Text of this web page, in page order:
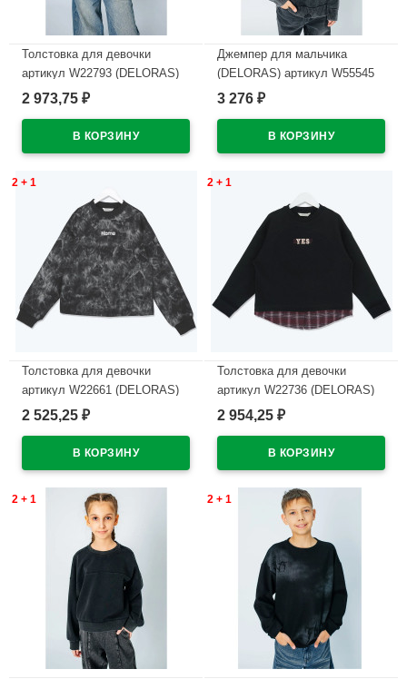
Толстовка для девочки
артикул W22793 (DELORAS)
размер цвет черный
2 973,75 ₽
Джемпер для мальчика
(DELORAS) артикул W55545
размер 34/134-44/164 цвет
3 276 ₽
2 + 1
Толстовка для девочки
артикул W22661 (DELORAS)
размер цвет черный
2 525,25 ₽
2 + 1
Толстовка для девочки
артикул W22736 (DELORAS)
размер цвет черный
2 954,25 ₽
2 + 1 2 + 1